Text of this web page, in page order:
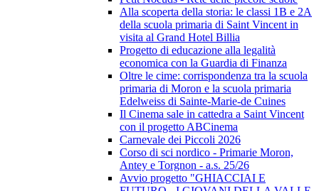
Alla scoperta della storia: le classi 1B e 2A
della scuola primaria di Saint Vincent in
visita al Grand Hotel Billia
Progetto di educazione alla legalità
economica con la Guardia di Finanza
Oltre le cime: corrispondenza tra la scuola
primaria di Moron e la scuola primaria
Edelweiss di Sainte-Marie-de Cuines
Il Cinema sale in cattedra a Saint Vincent
con il progetto ABCinema
Carnevale dei Piccoli 2026
Corso di sci nordico - Primarie Moron,
Antey e Torgnon - a.s. 25/26
Avvio progetto "GHIACCIAI E